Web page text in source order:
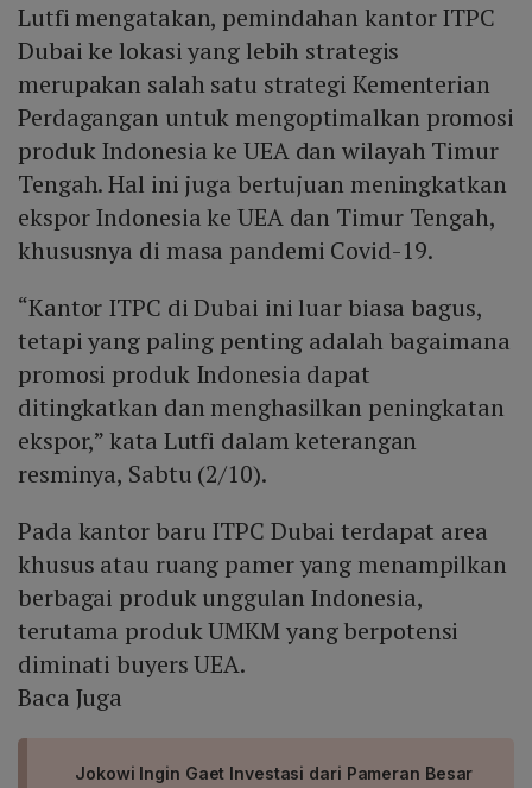
Lutfi mengatakan, pemindahan kantor ITPC
Dubai ke lokasi yang lebih strategis
merupakan salah satu strategi Kementerian
Perdagangan untuk mengoptimalkan promosi
produk Indonesia ke UEA dan wilayah Timur
Tengah. Hal ini juga bertujuan meningkatkan
ekspor Indonesia ke UEA dan Timur Tengah,
khususnya di masa pandemi Covid-19.
“Kantor ITPC di Dubai ini luar biasa bagus,
tetapi yang paling penting adalah bagaimana
promosi produk Indonesia dapat
ditingkatkan dan menghasilkan peningkatan
ekspor,” kata Lutfi dalam keterangan
resminya, Sabtu (2/10).
Pada kantor baru ITPC Dubai terdapat area
khusus atau ruang pamer yang menampilkan
berbagai produk unggulan Indonesia,
terutama produk UMKM yang berpotensi
diminati buyers UEA.
Baca Juga
Jokowi Ingin Gaet Investasi dari Pameran Besar